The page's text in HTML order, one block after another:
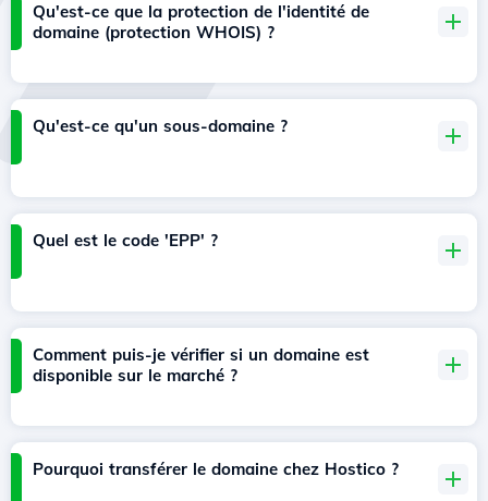
Qu'est-ce que la protection de l'identité de
domaine (protection WHOIS) ?
Qu'est-ce qu'un sous-domaine ?
Quel est le code 'EPP' ?
Comment puis-je vérifier si un domaine est
disponible sur le marché ?
Pourquoi transférer le domaine chez Hostico ?